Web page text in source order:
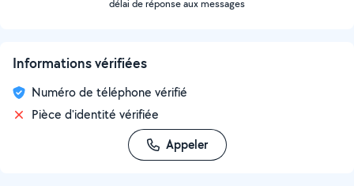
délai de réponse aux messages
Informations vérifiées
Numéro de téléphone vérifié
Pièce d'identité vérifiée
Appeler